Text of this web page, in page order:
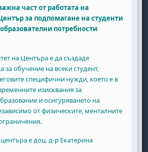
част от работата на
за подпомагане на студенти
потребности
на Центъра е да създаде
за обучение на всеки студент,
специфични нужди, което е в
изисквания за
и осигуряването на
от физическите, менталните
е доц. д-р Екатерина